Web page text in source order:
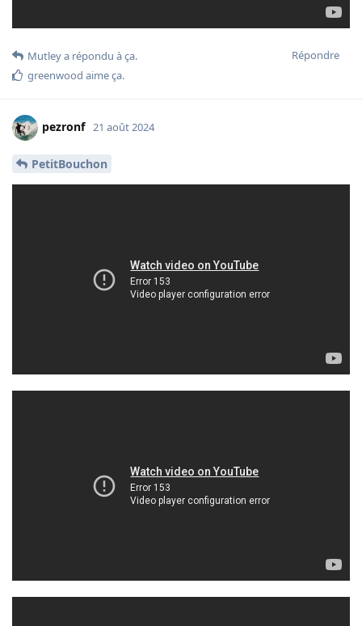
Répondre
Mutleya répondu à ça.
greenwood aime ça.
pezronf 21 août 2024
PetitBouchon